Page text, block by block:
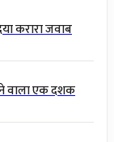
करारा जवाब
वाला एक दशक